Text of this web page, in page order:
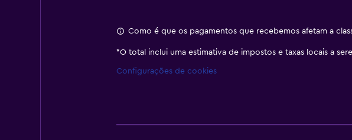
Como é que os pagamentos que recebemos afetam a
*O total inclui uma estimativa de impostos e taxas locais a
Configurações de cookies